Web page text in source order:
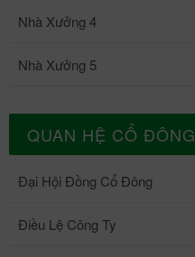
Nhà Xưởng 4
Nhà Xưởng 5
QUAN HỆ CỔ ĐÔNG
Đại Hội Đồng Cổ Đông
Điều Lệ Công Ty